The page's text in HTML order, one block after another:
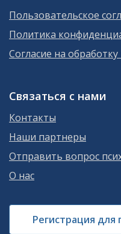
Пользовательское
Политика
Согласие на
Связаться с нами
Контакты
Наши партнеры
Отправить вопрос
О нас
Регистрация для